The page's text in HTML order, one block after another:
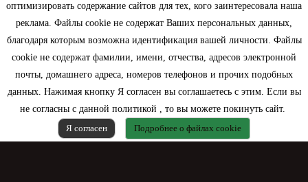
оптимизировать содержание сайтов для тех, кого заинтересовала наша
реклама. Файлы cookie не содержат Ваших персональных данных,
благодаря которым возможна идентификация вашей личности. Файлы
cookie не содержат фамилии, имени, отчества, адресов электронной
почты, домашнего адреса, номеров телефонов и прочих подобных
данных. Нажимая кнопку Я согласен вы соглашаетесь с этим. Если вы
не согласны с данной политикой , то вы можете покинуть сайт.
Я согласен
Подробнее о файлах cookie
Моя учетная запись
Контактная информация